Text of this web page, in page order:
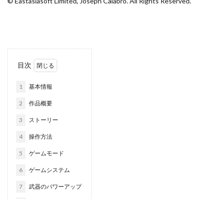
目次
1 基本情報
2 作品概要
3 ストーリー
4 操作方法
5 ゲームモード
6 ゲームシステム
7 武器のパワーアップ